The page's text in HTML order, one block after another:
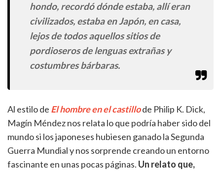
hondo, recordó dónde estaba, allí eran
civilizados, estaba en Japón, en casa,
lejos de todos aquellos sitios de
pordioseros de lenguas extrañas y
costumbres bárbaras.
Al estilo de El hombre en el castillode Philip K. Dick,
Magín Méndez nos relata lo que podría haber sido del
mundo si los japoneses hubiesen ganado la Segunda
Guerra Mundial y nos sorprende creando un entorno
fascinante en unas pocas páginas. Un relato que,